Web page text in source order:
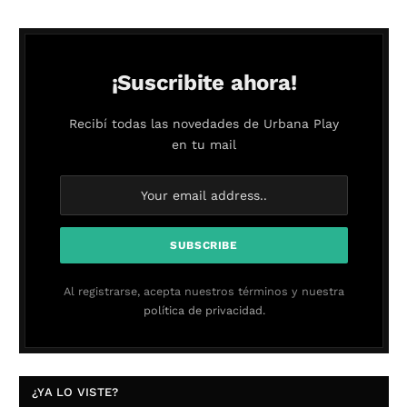
¡Suscribite ahora!
Recibí todas las novedades de Urbana Play
en tu mail
Al registrarse, acepta nuestros términos y nuestra
política de privacidad.
¿YA LO VISTE?